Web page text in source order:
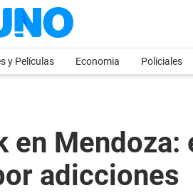
y Películas Economia Policiales
Mendoza:
adicciones